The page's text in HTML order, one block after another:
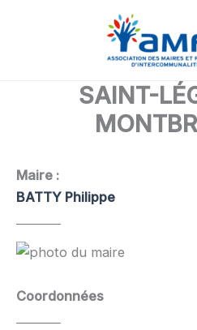
SAINT-
Maire :
BATTY Philippe
Coordonnées